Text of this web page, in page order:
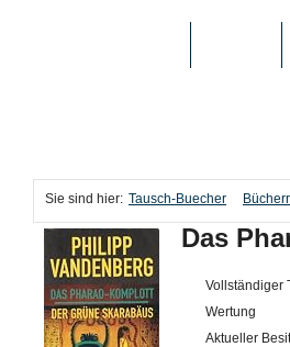
Sie sind hier: Tausch-Buecher
Das
Vollständiger
Wertung
Aktueller